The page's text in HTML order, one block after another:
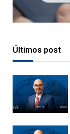
Últimos post